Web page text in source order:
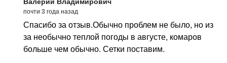
почти 3 года назад
Спасибо за отзыв.Обычно проблем не было, но из
за необычно теплой погоды в августе, комаров
больше чем обычно. Сетки поставим.